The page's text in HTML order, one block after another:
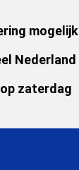
mogelijk
Nederland
zaterdag